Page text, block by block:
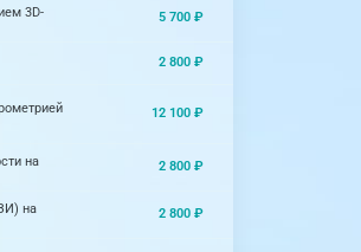
3D- 5 700 ₽
2 800 ₽
12 100 ₽
на 2 800 ₽
на 2 800 ₽